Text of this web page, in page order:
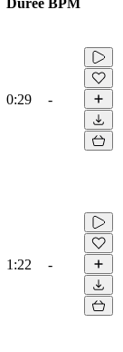
0:29 -
1:22 -